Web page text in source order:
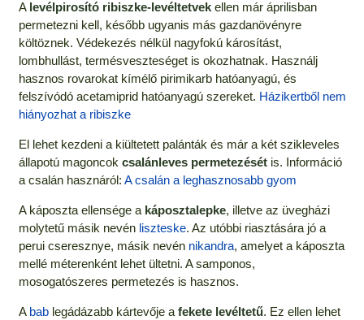
A levélpirosító ribiszke-levéltetvekellen már áprilisban
permetezni kell, később ugyanis más gazdanövényre
költöznek. Védekezés nélkül nagyfokú károsítást,
lombhullást, termésveszteséget is okozhatnak. Használj
hasznos rovarokat kímélő pirimikarb hatóanyagú, és
felszívódó acetamiprid hatóanyagú szereket. Házikertből nem
hiányozhat a ribiszke
El lehet kezdeni a kiültetett palánták és már a két szikleveles
állapotú magoncok csalánleves permetezésétis. Információ
a csalán hasznáról: A csalán a leghasznosabb gyom
A káposzta ellensége a káposztalepke, illetve az üvegházi
molytetű másik nevén liszteske. Az utóbbi riasztására jó a
perui cseresznye, másik nevén nikandra, amelyet a káposzta
mellé méterenként lehet ültetni. A samponos,
mosogatószeres permetezés is hasznos.
A bablegádázabb kártevője a fekete levéltetű. Ez ellen lehet